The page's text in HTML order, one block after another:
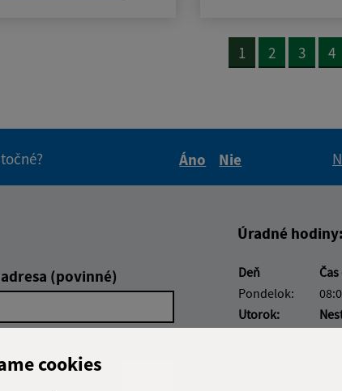
cookies
1 2 3 4
Áno
Nie
(povinné)
Úradné hodiny:
Deň
Pondelok:
Utorok: